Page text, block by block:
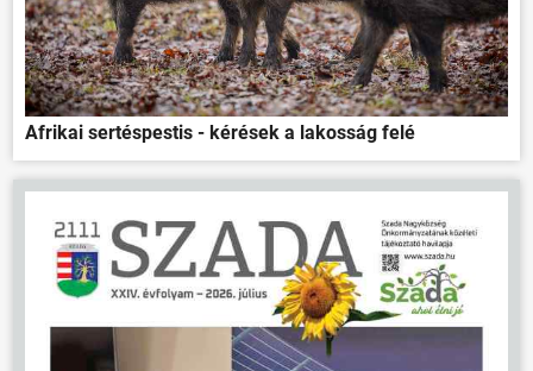
Afrikai sertéspestis - kérések a lakosság felé